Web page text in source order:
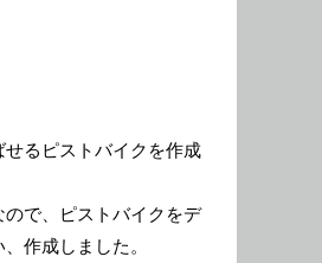
るピストバイクを作成
で、ピストバイクをデ
作成しました。